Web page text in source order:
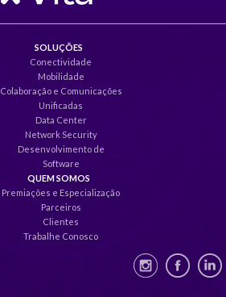
SOLUÇÕES
Conectividade
Mobilidade
Colaboração e Comunicações
Unificadas
Data Center
Network Security
Desenvolvimento de
Software
QUEM SOMOS
Premiações e Especialização
Parceiros
Clientes
Trabalhe Conosco